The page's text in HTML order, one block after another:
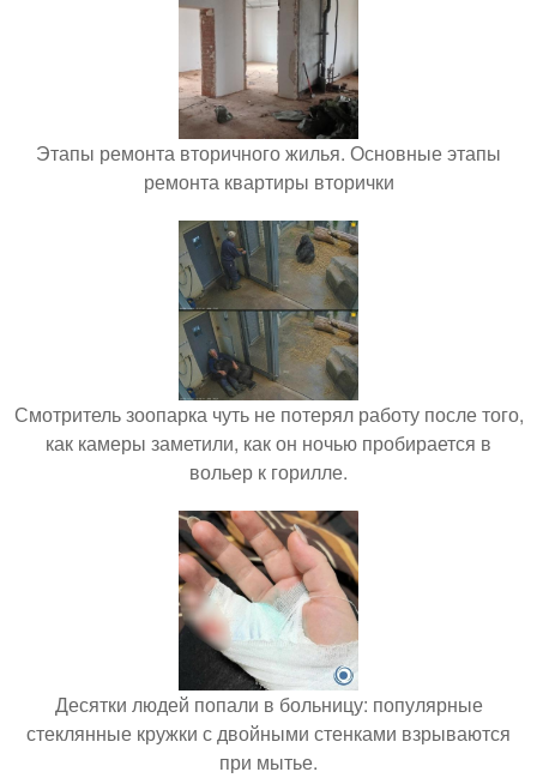
Этапы ремонта вторичного жилья. Основные этапы
ремонта квартиры вторички
Смотритель зоопарка чуть не потерял работу после того,
как камеры заметили, как он ночью пробирается в
вольер к горилле.
Десятки людей попали в больницу: популярные
стеклянные кружки с двойными стенками взрываются
при мытье.